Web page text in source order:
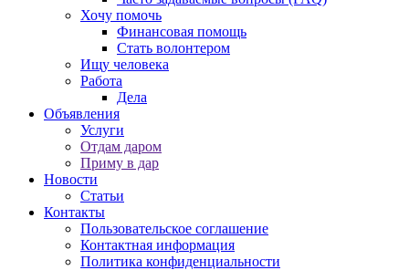
Хочу помочь
Финансовая помощь
Стать волонтером
Ищу человека
Работа
Дела
Объявления
Услуги
Отдам даром
Приму в дар
Новости
Статьи
Контакты
Пользовательское соглашение
Контактная информация
Политика конфиденциальности